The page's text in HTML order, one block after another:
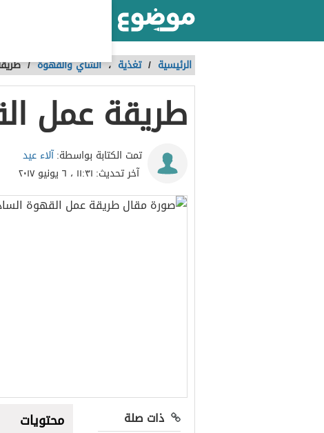
الرئيسية / تغذية ،الشاي والقهوة /
طريقة عمل
تمت الكتابة بواسطة:آلاء عيد
آخر تحديث: ١١:٣١ ، ٦ يونيو ٢٠١٧
ذات صلة
محتويات